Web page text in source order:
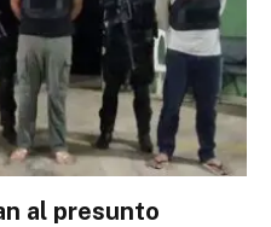
al presunto